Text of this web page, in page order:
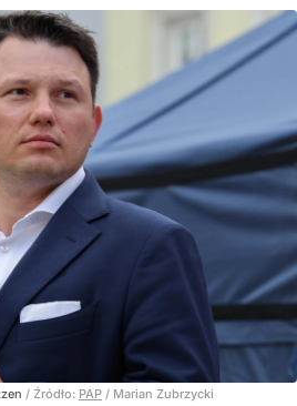
/ Źródło: PAP / Marian Zubrzycki